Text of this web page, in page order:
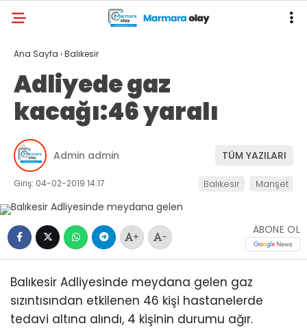
Ana Sayfa ›Balıkesir
Adliyede gaz
kacağı:46 yaralı
Admin admin TÜM YAZILARI
Giriş: 04-02-2019 14:17 Balıkesir Manşet
+ -
ABONE OL
Balıkesir Adliyesinde meydana gelen gaz
sızıntısından etkilenen 46 kişi hastanelerde
tedavi altına alındı, 4 kişinin durumu ağır.